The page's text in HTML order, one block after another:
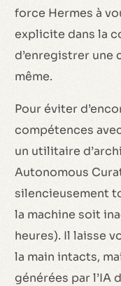
force Hermes à
explicite dans la
d’enregistrer une
même.
Pour éviter
compétences
un utilitaire
Autonomous
silencieusement
la machine soit
heures). Il laisse
la main intacts,
générées par l’IA